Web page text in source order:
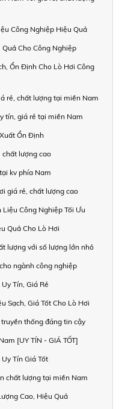
Công Nghiệp Hiệu Quả
Cho Công Nghiệp
Ổn Định Cho Lò Hơi Công
rẻ, chất lượng tại miền Nam
tín, giá rẻ tại miền Nam
Ổn Định
chất lượng cao
kv phía Nam
giá rẻ, chất lượng cao
Công Nghiệp Tối Ưu
Quả Cho Lò Hơi
lượng với số lượng lớn nhỏ
ngành công nghiệp
Tín, Giá Rẻ
Sạch, Giá Tốt Cho Lò Hơi
thống đáng tin cậy
[UY TÍN - GIÁ TỐT]
Tín Giá Tốt
chất lượng tại miền Nam
Cao, Hiệu Quả